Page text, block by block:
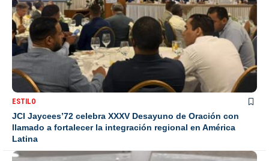
ESTILO
JCI Jaycees’72 celebra XXXV Desayuno de Oración con
llamado a fortalecer la integración regional en América
Latina